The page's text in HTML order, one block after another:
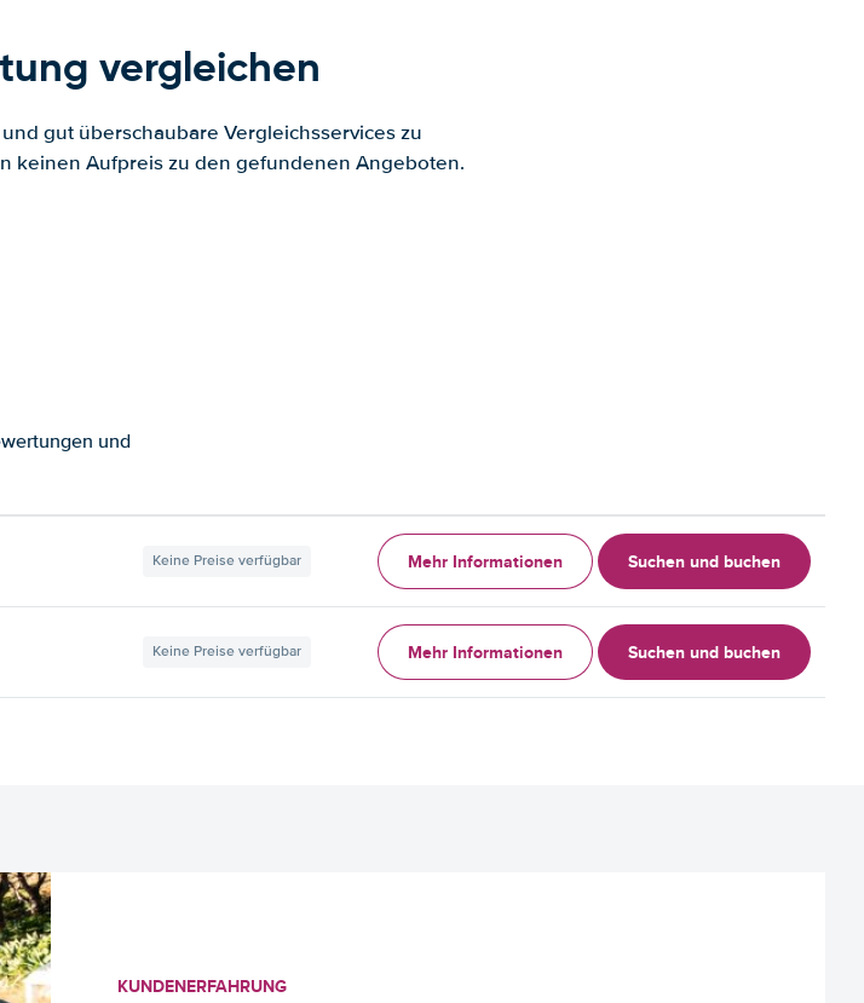
vergleichen
gut überschaubare Vergleichsservices zu
keinen Aufpreis zu den gefundenen Angeboten.
und
Keine Preise verfügbar Mehr Informationen Suchen und buchen
Keine Preise verfügbar Mehr Informationen Suchen und buchen
KUNDENERFAHRUNG